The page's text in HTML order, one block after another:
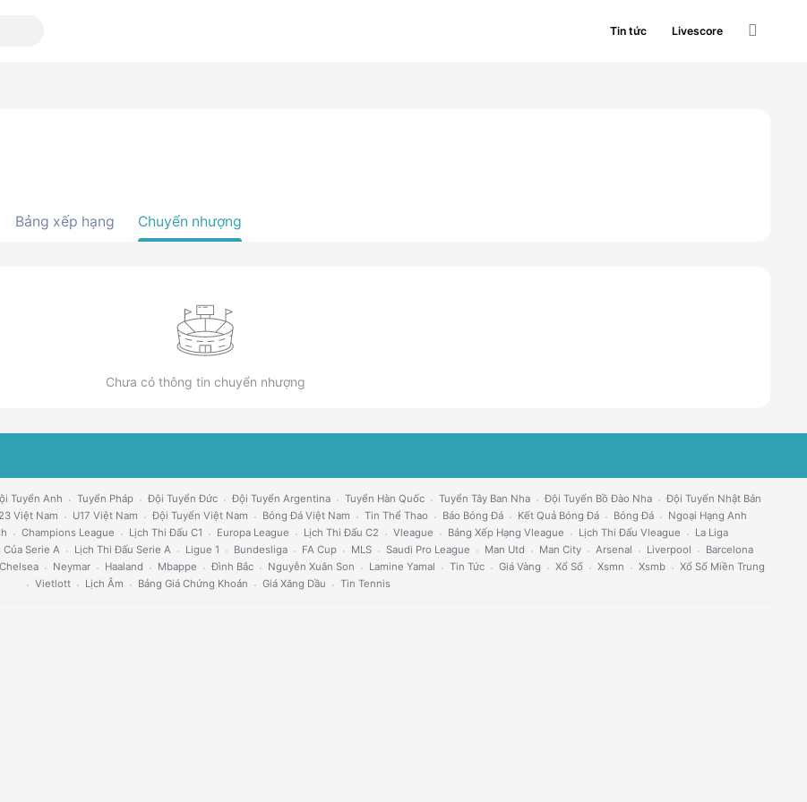
Tin tức Livescore
Bảng xếp hạng Chuyển nhượng
Chưa có thông tin chuyển nhượng
Tuyển Anh Tuyển Pháp Đội Tuyển Đức Đội Tuyển Argentina Tuyển Hàn Quốc Tuyển Tây Ban Nha Đội Tuyển Bồ Đào Nha
Đội Tuyển Nhật Bản
Việt Nam U17 Việt Nam Đội Tuyển Việt Nam Bóng Đá Việt Nam Tin Thể Thao Báo Bóng Đá Kết Quả Bóng Đá Bóng Đá
Ngoại Hạng Anh
Champions League Lịch Thi Đấu C1 Europa League Lịch Thi Đấu C2 Vleague Bảng Xếp Hạng Vleague Lịch Thi Đấu Vleague
La Liga
Của Serie A Lịch Thi Đấu Serie A Ligue 1 Bundesliga FA Cup MLS Saudi Pro League Man Utd Man City Arsenal Liverpool
Barcelona
Chelsea Neymar Haaland Mbappe Đình Bắc Nguyễn Xuân Son Lamine Yamal Tin Tức Giá Vàng Xổ Số Xsmn Xsmb
Xổ Số Miền Trung
Vietlott
Lịch Âm Bảng Giá Chứng Khoán Giá Xăng Dầu Tin Tennis